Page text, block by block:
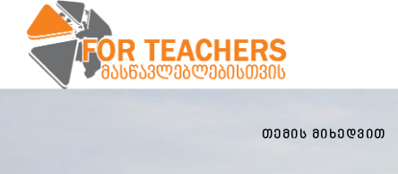
ᲗᲔᲛᲘᲡ ᲛᲘᲮᲔᲓᲕᲘᲗ